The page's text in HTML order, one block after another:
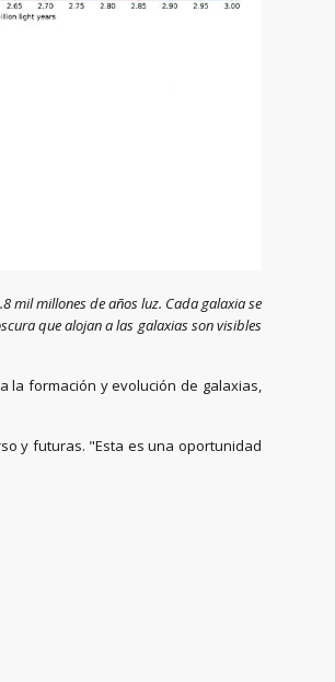
mil millones de años luz. Cada galaxia se
que alojan a las galaxias son visibles
la formación y evolución de galaxias,
y futuras. "Esta es una oportunidad